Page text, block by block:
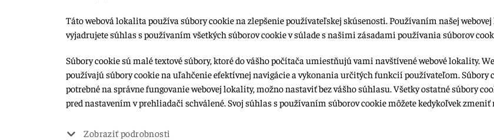
© 2015-2026, LIANA GOLIAŠ s.r.o. všetky práva vyhradené.
Upraviť nastavenia Cookies
Táto webová lokalita používa súbory cookie na zlepšenie používateľskej skúsenosti. Používaním našej
vyjadrujete súhlas s používaním všetkých súborov cookie v súlade s našimi zásadami používania súborov
Súbory cookie sú malé textové súbory, ktoré do vášho počítača umiestňujú vami navštívené webové lokality.
používajú súbory cookie na uľahčenie efektívnej navigácie a vykonania určitých funkcií používateľom. Súbory
potrebné na správne fungovanie webovej lokality, možno nastaviť bez vášho súhlasu. Všetky ostatné súbory
pred nastavením v prehliadači schválené. Svoj súhlas s používaním súborov cookie môžete kedykoľvek zmeniť
Zobraziť podrobnosti